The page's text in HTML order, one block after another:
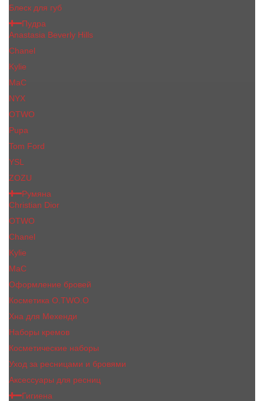
Блеск для губ
Пудра
Anastasia Beverly Hills
Chanel
Kylie
MaC
NYX
OTWO
Pupa
Tom Ford
YSL
ZOZU
Румяна
Christian Dior
OTWO
Сhanеl
Kylie
MaC
Оформление бровей
Косметика O.TWO.O
Хна для Мехенди
Наборы кремов
Косметические наборы
Уход за ресницами и бровями
Аксессуары для ресниц
Гигиена